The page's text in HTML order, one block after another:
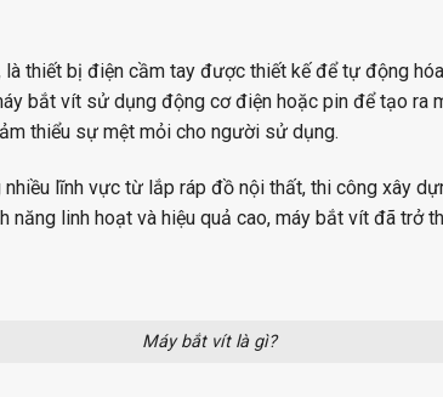
là thiết bị điện cầm tay được thiết kế để tự động
bắt vít sử dụng động cơ điện hoặc pin để tạo ra
thiểu sự mệt mỏi cho người sử dụng.
lĩnh vực từ lắp ráp đồ nội thất, thi công xây
năng linh hoạt và hiệu quả cao, máy bắt vít đã trở
Máy bắt vít là gì?